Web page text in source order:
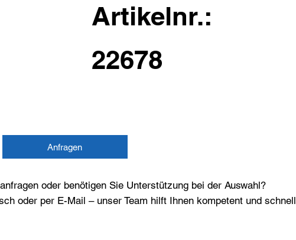
Artikelnr.:
22678
Anfragen
oder benötigen Sie Unterstützung bei der Auswahl?
oder per E-Mail – unser Team hilft Ihnen kompetent und schnell